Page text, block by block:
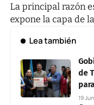
La principal razón
expone la capa de
Lea también
de
19